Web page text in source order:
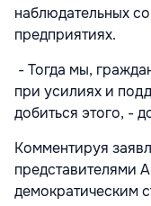
наблюдательных
предприятиях.
- Тогда мы,
при усилиях и
добиться этого, -
Комментируя
представителями
демократическим